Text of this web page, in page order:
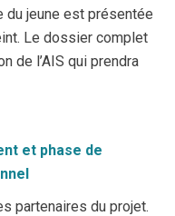
du jeune est présentée
Le dossier complet
de l’AIS qui prendra
et phase de
partenaires du projet.